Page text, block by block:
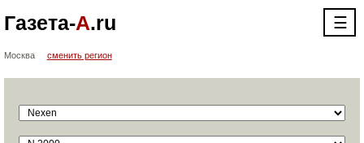
Газета-А.ru ☰
Москва сменить регион